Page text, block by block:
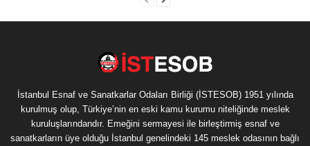
İstanbul Esnaf ve Sanatkarlar Odaları Birliği (İSTESOB) 1951 yılında
kurulmuş olup, Türkiye’nin en eski kamu kurumu niteliğinde meslek
kuruluşlarındandır. Emeğini sermayesi ile birleştirmiş esnaf ve
sanatkarların üye olduğu İstanbul genelindeki 145 meslek odasının bağlı